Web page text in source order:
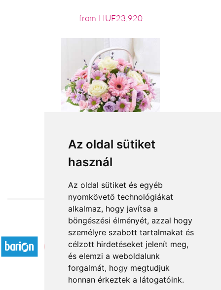
Az oldal sütiket
használ
Az oldal sütiket és egyéb
nyomkövető technológiákat
alkalmaz, hogy javítsa a
böngészési élményét, azzal hogy
személyre szabott tartalmakat és
célzott hirdetéseket jelenít meg,
és elemzi a weboldalunk
forgalmát, hogy megtudjuk
honnan érkeztek a látogatóink.
from HUF23,920
from HUF37,600
Accepted payment methods